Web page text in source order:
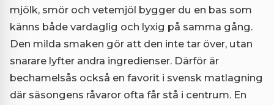
mjölk, smör och vetemjöl bygger du en bas som
känns både vardaglig och lyxig på samma gång.
Den milda smaken gör att den inte tar över, utan
snarare lyfter andra ingredienser. Därför är
bechamelsås också en favorit i svensk matlagning
där säsongens råvaror ofta får stå i centrum. En